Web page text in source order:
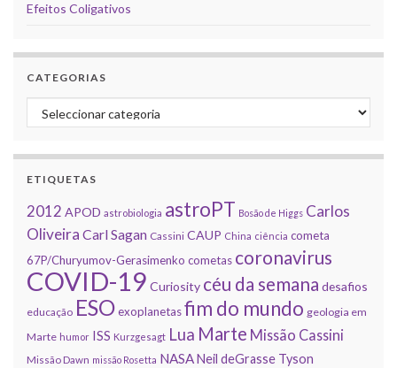
Efeitos Coligativos
CATEGORIAS
Categorias
ETIQUETAS
2012 APOD astrobiologia astroPT Bosão de Higgs Carlos
Oliveira Carl Sagan Cassini CAUP China ciência cometa
67P/Churyumov-Gerasimenko cometas coronavirus
COVID-19 Curiosity céu da semana desafios
educação ESOexoplanetasfim do mundo geologia em
Marte humor ISS Kurzgesagt Lua Marte Missão Cassini
Missão Dawn missão Rosetta NASA Neil deGrasse Tyson